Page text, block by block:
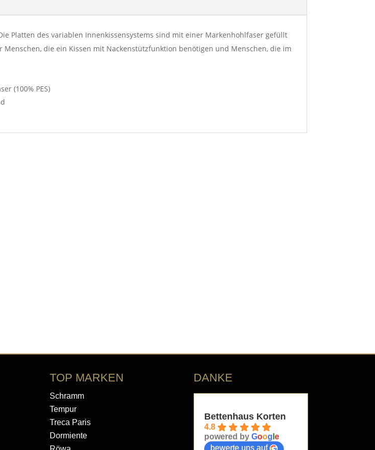
Platten des variablen Innenkissensystems sind mit einer Markenhohlfaser gefüllt
die ein Kissen mit Nackenstützfunktion benötigen und Menschen, die im
(100% PES)
TOP MARKEN
Schramm
Tempur
Treca Paris
Dormiente
DANKE
Bettenhaus Korten
4.8
powered byGoog le
bewerte uns auf